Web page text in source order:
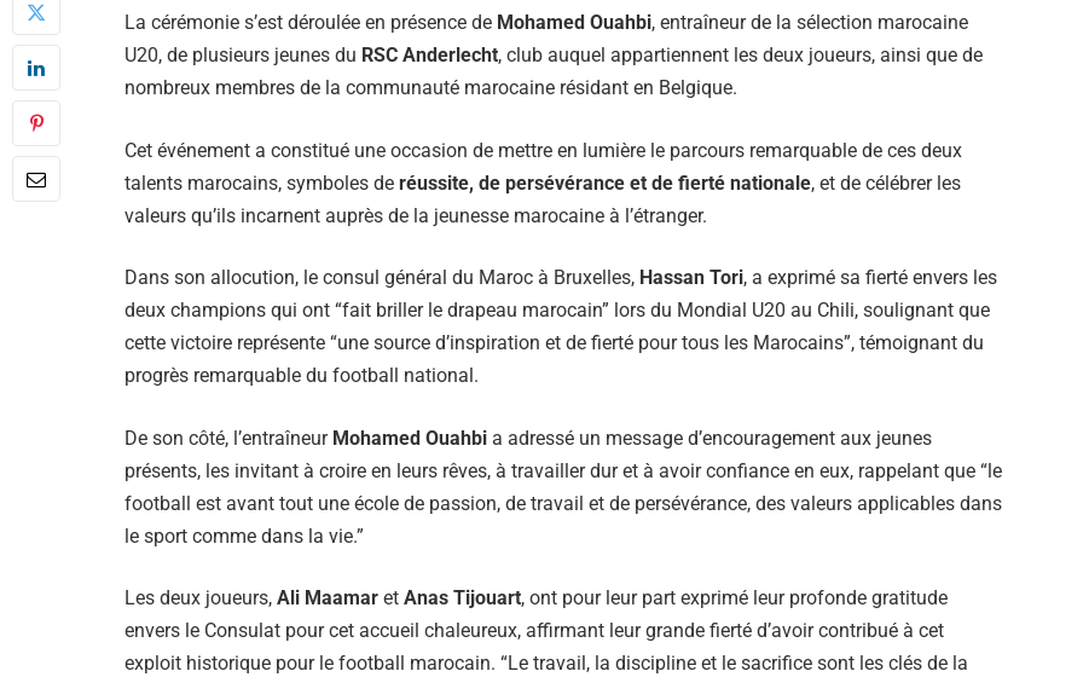
La cérémonie s’est déroulée en présence de Mohamed Ouahbi, entraîneur de la sélection marocaine
U20, de plusieurs jeunes du RSC Anderlecht, club auquel appartiennent les deux joueurs, ainsi que de
nombreux membres de la communauté marocaine résidant en Belgique.
Cet événement a constitué une occasion de mettre en lumière le parcours remarquable de ces deux
talents marocains, symboles de réussite, de persévérance et de fierté nationale, et de célébrer les
valeurs qu’ils incarnent auprès de la jeunesse marocaine à l’étranger.
Dans son allocution, le consul général du Maroc à Bruxelles, Hassan Tori, a exprimé sa fierté envers les
deux champions qui ont “fait briller le drapeau marocain” lors du Mondial U20 au Chili, soulignant que
cette victoire représente “une source d’inspiration et de fierté pour tous les Marocains”, témoignant du
progrès remarquable du football national.
De son côté, l’entraîneur Mohamed Ouahbi a adressé un message d’encouragement aux jeunes
présents, les invitant à croire en leurs rêves, à travailler dur et à avoir confiance en eux, rappelant que “le
football est avant tout une école de passion, de travail et de persévérance, des valeurs applicables dans
le sport comme dans la vie.”
Les deux joueurs, Ali Maamar et Anas Tijouart, ont pour leur part exprimé leur profonde gratitude
envers le Consulat pour cet accueil chaleureux, affirmant leur grande fierté d’avoir contribué à cet
exploit historique pour le football marocain. “Le travail, la discipline et le sacrifice sont les clés de la